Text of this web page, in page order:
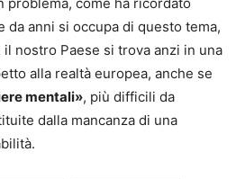
problema, come ha ricordato
da anni si occupa di questo tema,
nostro Paese si trova anzi in una
alla realtà europea, anche se
mentali», più difficili da
dalla mancanza di una